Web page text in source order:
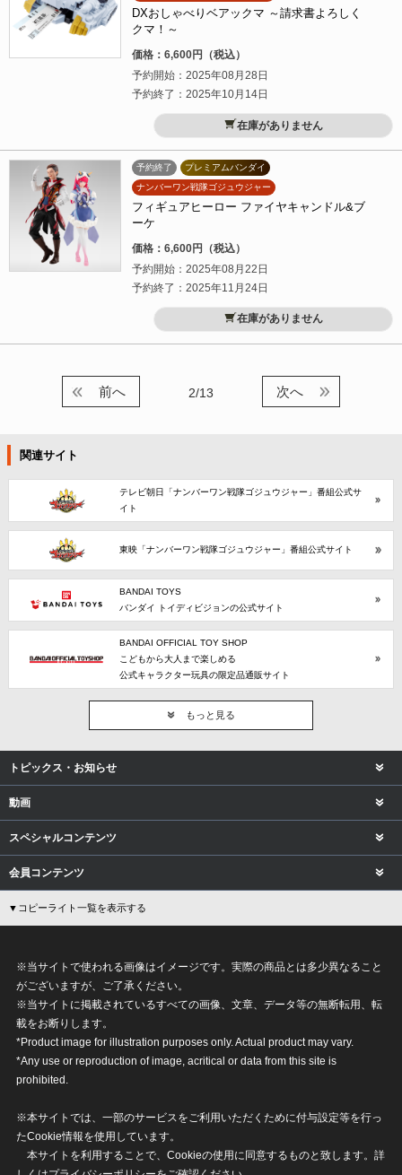
DXおしゃべりベアックマ ～請求書よろしく
クマ！～
価格：6,600円（税込）
予約開始：2025年08月28日
予約終了：2025年10月14日
在庫がありません
予約終了
プレミアムバンダイ
ナンバーワン戦隊ゴジュウジャー
フィギュアヒーロー ファイヤキャンドル&ブ
ーケ
価格：6,600円（税込）
予約開始：2025年08月22日
予約終了：2025年11月24日
在庫がありません
2/13
前へ 次へ
関連サイト
テレビ朝日「ナンバーワン戦隊ゴジュウジャー」番組公式サ
イト
東映「ナンバーワン戦隊ゴジュウジャー」番組公式サイト
BANDAI TOYS
バンダイ トイディビジョンの公式サイト
BANDAI OFFICIAL TOY SHOP
こどもから大人まで楽しめる
公式キャラクター玩具の限定品通販サイト
もっと見る
トピックス・お知らせ
動画
スペシャルコンテンツ
会員コンテンツ
▼コピーライト一覧を表示する
※当サイトで使われる画像はイメージです。実際の商品とは多少異なること
がございますが、ご了承ください。
※当サイトに掲載されているすべての画像、文章、データ等の無断転用、転
載をお断りします。
*Product image for illustration purposes only. Actual product may vary.
*Any use or reproduction of image, acritical or data from this site is
prohibited.
※本サイトでは、一部のサービスをご利用いただくために付与設定等を行っ
たCookie情報を使用しています。
本サイトを利用することで、Cookieの使用に同意するものと致します。詳